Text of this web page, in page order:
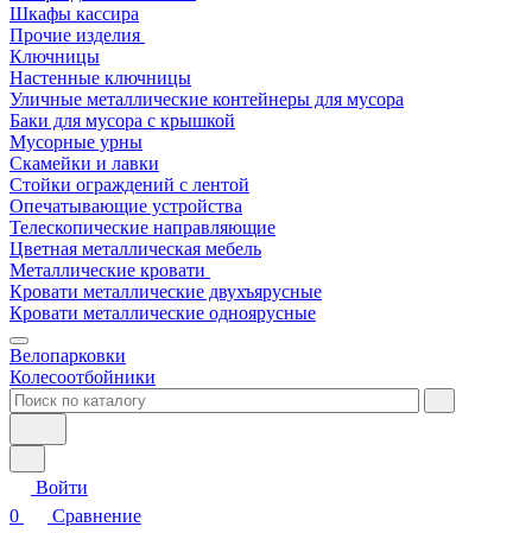
Шкафы кассира
Прочие изделия
Ключницы
Настенные ключницы
Уличные металлические контейнеры для мусора
Баки для мусора с крышкой
Мусорные урны
Скамейки и лавки
Стойки ограждений с лентой
Опечатывающие устройства
Телескопические направляющие
Цветная металлическая мебель
Металлические кровати
Кровати металлические двухъярусные
Кровати металлические одноярусные
Велопарковки
Колесоотбойники
Войти
0
Сравнение